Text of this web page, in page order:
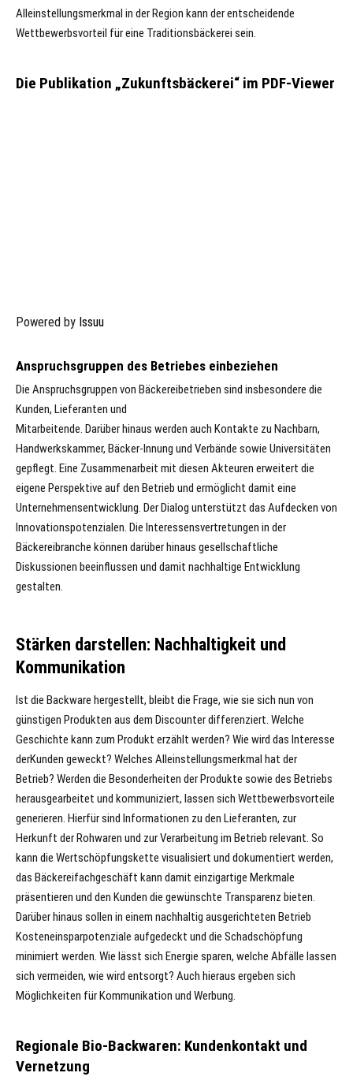
Alleinstellungsmerkmal in der Region kann der entscheidende
Wettbewerbsvorteil für eine Traditionsbäckerei sein.
Die Publikation „Zukunftsbäckerei“ im PDF-Viewer
Powered by Issuu
Anspruchsgruppen des Betriebes einbeziehen
Die Anspruchsgruppen von Bäckereibetrieben sind insbesondere die
Kunden, Lieferanten und
Mitarbeitende. Darüber hinaus werden auch Kontakte zu Nachbarn,
Handwerkskammer, Bäcker-Innung und Verbände sowie Universitäten
gepflegt. Eine Zusammenarbeit mit diesen Akteuren erweitert die
eigene Perspektive auf den Betrieb und ermöglicht damit eine
Unternehmensentwicklung. Der Dialog unterstützt das Aufdecken von
Innovationspotenzialen. Die Interessensvertretungen in der
Bäckereibranche können darüber hinaus gesellschaftliche
Diskussionen beeinflussen und damit nachhaltige Entwicklung
gestalten.
Stärken darstellen: Nachhaltigkeit und
Kommunikation
Ist die Backware hergestellt, bleibt die Frage, wie sie sich nun von
günstigen Produkten aus dem Discounter differenziert. Welche
Geschichte kann zum Produkt erzählt werden? Wie wird das Interesse
derKunden geweckt? Welches Alleinstellungsmerkmal hat der
Betrieb? Werden die Besonderheiten der Produkte sowie des Betriebs
herausgearbeitet und kommuniziert, lassen sich Wettbewerbsvorteile
generieren. Hierfür sind Informationen zu den Lieferanten, zur
Herkunft der Rohwaren und zur Verarbeitung im Betrieb relevant. So
kann die Wertschöpfungskette visualisiert und dokumentiert werden,
das Bäckereifachgeschäft kann damit einzigartige Merkmale
präsentieren und den Kunden die gewünschte Transparenz bieten.
Darüber hinaus sollen in einem nachhaltig ausgerichteten Betrieb
Kosteneinsparpotenziale aufgedeckt und die Schadschöpfung
minimiert werden. Wie lässt sich Energie sparen, welche Abfälle lassen
sich vermeiden, wie wird entsorgt? Auch hieraus ergeben sich
Möglichkeiten für Kommunikation und Werbung.
Regionale Bio-Backwaren: Kundenkontakt und
Vernetzung